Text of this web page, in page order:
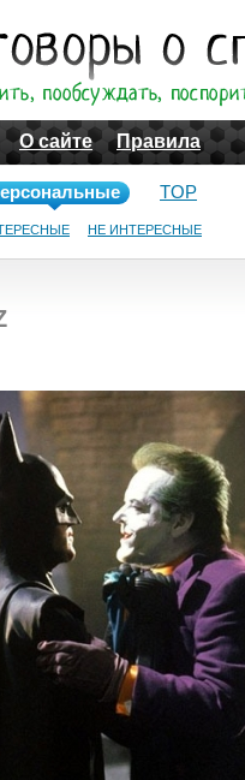
О сайте Правила
НЕ ИНТЕРЕСНЫЕ
TOP